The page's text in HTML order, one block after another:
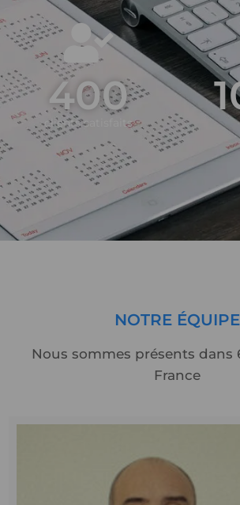
clients satisfaits
400
NOTRE ÉQUIPE
Nous sommes présents dans
France